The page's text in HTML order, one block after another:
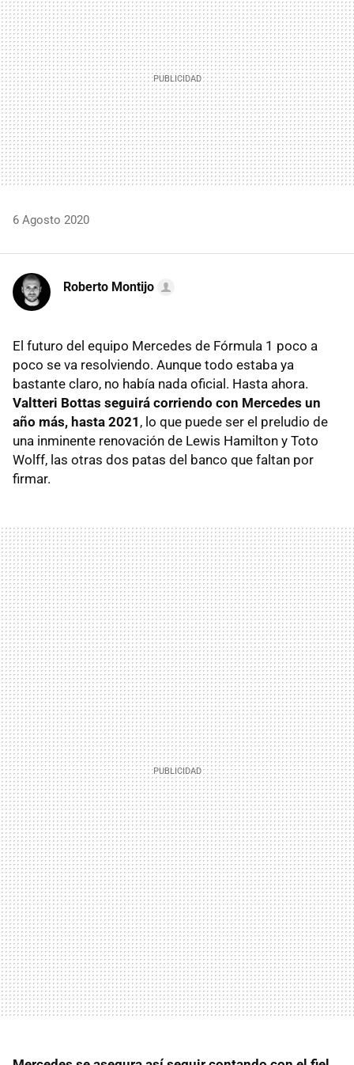
6 Agosto 2020
Roberto Montijo
El futuro del equipo Mercedes de Fórmula 1 poco a
poco se va resolviendo. Aunque todo estaba ya
bastante claro, no había nada oficial. Hasta ahora.
Valtteri Bottas seguirá corriendo con Mercedes un
año más, hasta 2021 , lo que puede ser el preludio de
una inminente renovación de Lewis Hamilton y Toto
Wolff, las otras dos patas del banco que faltan por
firmar.